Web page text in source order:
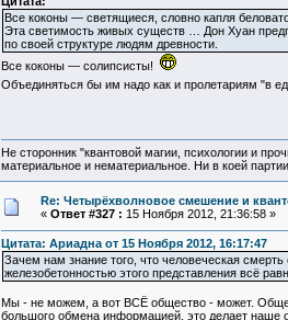
Все коконы — светящиеся, словно капля
Эта светимость живых существ … Дон Хуан
по своей структуре людям древности.
Все коконы — солипсисты!
Объединяться бы им надо как и пролетариям "в
Не сторонник "квантовой магии, психологии и
материальное и нематериальное. Ни в коей
Re: Четырёхволновое смешение и
« Ответ #327 : 15 Ноября 2012, 21:36:58 »
Цитата: Ариадна от 15 Ноября 2012, 16:17:47
Зачем нам знание того, что человеческая
железобетонностью этого представления всё
Мы - не можем, а вот ВСЁ общество - может.
большого обмена информацией, это делает наше